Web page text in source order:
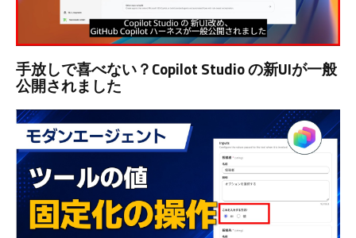
手放しで喜べない？Copilot Studio の新UIが一般
公開されました